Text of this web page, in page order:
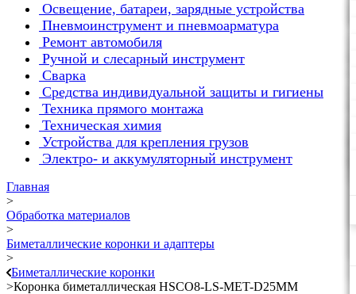
Освещение, батареи, зарядные устройства
Пневмоинструмент и пневмоарматура
Ремонт автомобиля
Ручной и слесарный инструмент
Сварка
Средства индивидуальной защиты и гигиены
Техника прямого монтажа
Техническая химия
Устройства для крепления грузов
Электро- и аккумуляторный инструмент
Главная
>
Обработка материалов
>
Биметаллические коронки и адаптеры
>
Биметаллические коронки
>Коронка биметаллическая HSCO8-LS-MET-D25MM